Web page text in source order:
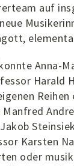
auf
Anna-
Harald
Karsten
oder